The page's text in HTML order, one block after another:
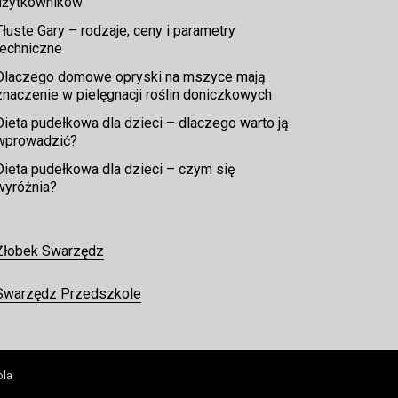
Gary – rodzaje, ceny i parametry
domowe opryski na mszyce mają
w pielęgnacji roślin doniczkowych
pudełkowa dla dzieci – dlaczego warto ją
pudełkowa dla dzieci – czym się
Swarzędz
Przedszkole